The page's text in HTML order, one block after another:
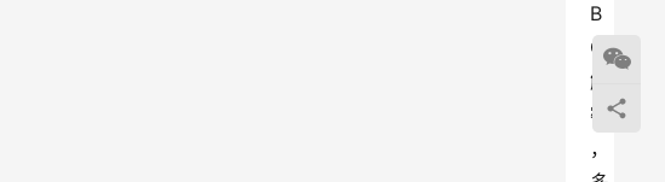
B
C
解
密
，